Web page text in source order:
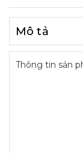
Mô tả
Thông tin sản